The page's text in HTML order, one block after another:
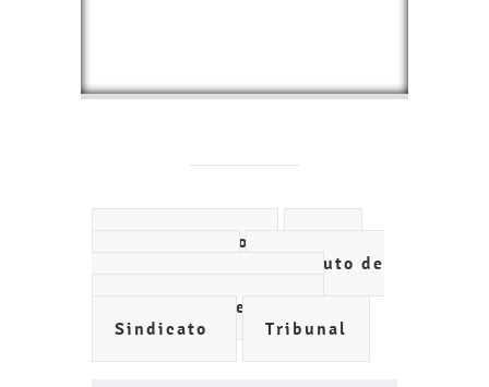
Ayuntamiento
Instituto de
Organismo de Agua
Sindicato
Tribunal